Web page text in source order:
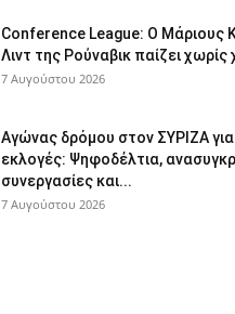
Conference League: Ο Μάριους
Λιντ της Ρούναβικ παίζει χωρίς
7 Αυγούστου 2026
Αγώνας δρόμου στον ΣΥΡΙΖΑ για
εκλογές: Ψηφοδέλτια,
συνεργασίες και...
7 Αυγούστου 2026